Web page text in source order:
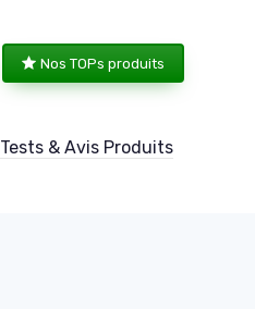
Nos TOPs produits
Tests & Avis Produits